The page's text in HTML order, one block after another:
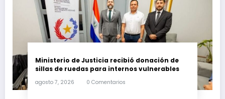
Ministerio de Justicia recibió donación de
sillas de ruedas para internos vulnerables
agosto 7, 2026 0 Comentarios